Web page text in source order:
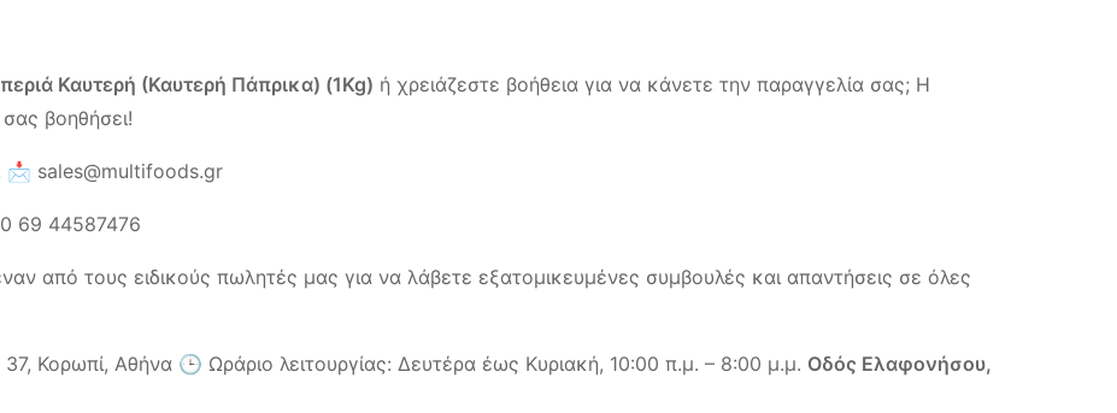
Καυτερή (Καυτερή Πάπρικα) (1Kg) ή χρειάζεστε βοήθεια για να κάνετε την παραγγελία σας; Η
βοηθήσει!
📩 sales@multifoods.gr
69 44587476
από τους ειδικούς πωλητές μας για να λάβετε εξατομικευμένες συμβουλές και απαντήσεις σε όλες
Κορωπί, Αθήνα 🕒 Ωράριο λειτουργίας: Δευτέρα έως Κυριακή, 10:00 π.μ. – 8:00 μ.μ. Οδός Ελαφονήσου,